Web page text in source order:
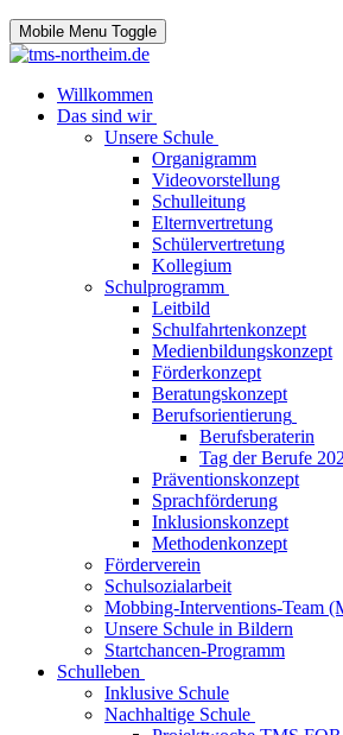
Mobile Menu Toggle
Willkommen
Das sind wir
Unsere Schule
Organigramm
Videovorstellung
Schulleitung
Elternvertretung
Schülervertretung
Kollegium
Schulprogramm
Leitbild
Schulfahrtenkonzept
Medienbildungskonzept
Förderkonzept
Beratungskonzept
Berufsorientierung
Berufsberaterin
Tag der Berufe
Präventionskonzept
Sprachförderung
Inklusionskonzept
Methodenkonzept
Förderverein
Schulsozialarbeit
Mobbing-Interventions-Team
Unsere Schule in Bildern
Startchancen-Programm
Schulleben
Inklusive Schule
Nachhaltige Schule